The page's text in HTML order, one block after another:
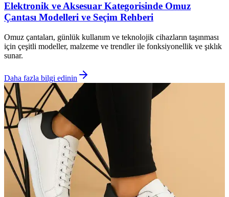
Elektronik ve Aksesuar Kategorisinde Omuz
Çantası Modelleri ve Seçim Rehberi
Omuz çantaları, günlük kullanım ve teknolojik cihazların taşınması
için çeşitli modeller, malzeme ve trendler ile fonksiyonellik ve şıklık
sunar.
Daha fazla bilgi edinin